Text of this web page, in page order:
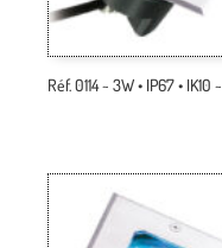
Réf. 0114 ~ 3W • IP67 • IK10 ~